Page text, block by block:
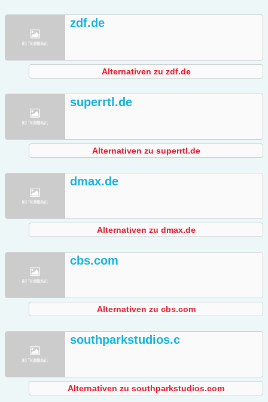
zdf.de
Alternativen zu zdf.de
superrtl.de
Alternativen zu superrtl.de
dmax.de
Alternativen zu dmax.de
cbs.com
Alternativen zu cbs.com
southparkstudios.c
Alternativen zu southparkstudios.com